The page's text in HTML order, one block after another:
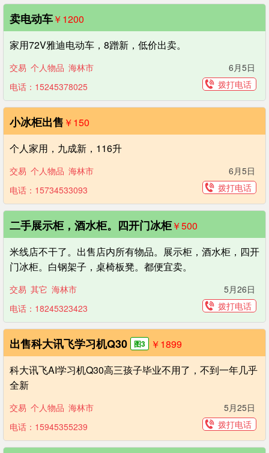
卖电动车￥1200
家用72V雅迪电动车，8蹭新，低价出卖。
交易 个人物品 海林市
6月5日
电话：15245378025
拨打电话
小冰柜出售 ￥150
个人家用，九成新，116升
交易 个人物品 海林市
6月5日
电话：15734533093
拨打电话
二手展示柜，酒水柜。四开门冰柜￥500
米线店不干了。出售店内所有物品。展示柜，酒水柜，四开
门冰柜。白钢架子，桌椅板凳。都便宜卖。
交易 其它 海林市
5月26日
电话：18245323423
拨打电话
出售科大讯飞学习机Q30 图3
￥1899
科大讯飞AI学习机Q30高三孩子毕业不用了，不到一年几乎
全新
交易 个人物品 海林市
5月25日
电话：15945355239
拨打电话